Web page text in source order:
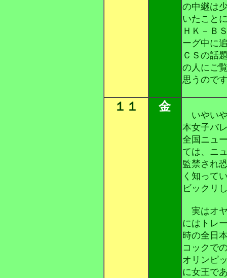
の中継は
いたこと
ＨＫ－Ｂ
ーグ中に
ＣＳの話
の人にご
思うので
１１ 金
いやいや
本女子バ
全国ニュ
ては、ニ
監禁され
く知って
ビックリ
実はオヤ
にはトレ
時の全日
コックで
オリンピ
に女王で